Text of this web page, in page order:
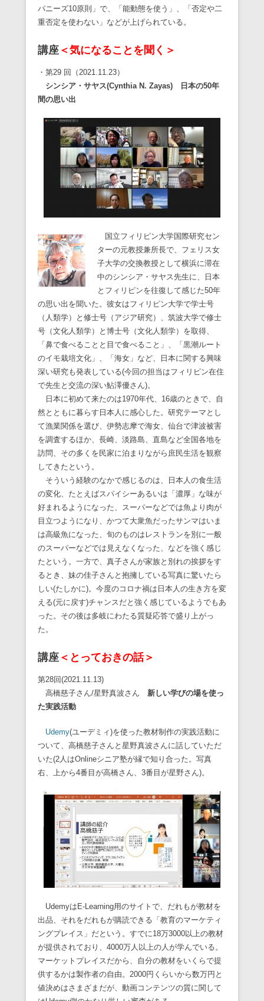
パニーズ10原則」で、「能動態を使う」、「否定や二
重否定を使わない」などが上げられている。
講座 ＜気になることを聞く＞
・第29 回（2021.11.23）
シンシア・サヤス(Cynthia N. Zayas) 日本の50年
間の思い出
国立フィリピン大学国際研究セン
ターの元教授兼所長で、フェリス女
子大学の交換教授として横浜に滞在
中のシンシア・サヤス先生に、日本
とフィリピンを往復して感じた50年
の思い出を聞いた。彼女はフィリピン大学で学士号
（人類学）と修士号（アジア研究）、筑波大学で修士
号（文化人類学）と博士号（文化人類学）を取得、
「鼻で食べることと目で食べること」、「黒潮ルート
のイモ栽培文化」、「海女」など、日本に関する興味
深い研究も発表している(今回の担当はフィリピン在住
で先生と交流の深い鮎澤優さん)。
日本に初めて来たのは1970年代、16歳のときで、自
然とともに暮らす日本人に感心した。研究テーマとし
て漁業関係を選び、伊勢志摩で海女、仙台で津波被害
を調査するほか、長崎、淡路島、直島など全国各地を
訪問、その多くを民家に泊まりながら庶民生活を観察
してきたという。
そういう経験のなかで感じるのは、日本人の食生活
の変化、たとえばスパイシーあるいは「濃厚」な味が
好まれるようになった、スーパーなどでは魚より肉が
目立つようになり、かつて大衆魚だったサンマはいま
は高級魚になった、旬のものはレストランを別に一般
のスーパーなどでは見えなくなった、などを強く感じ
たという。一方で、真子さんが家族と別れの挨拶をす
るとき、妹の佳子さんと抱擁している写真に驚いたら
しい(たしかに)。今度のコロナ禍は日本人の生き方を変
える(元に戻す)チャンスだと強く感じているようでもあ
った。その後は多岐にわたる質疑応答で盛り上がっ
た。
講座 ＜とっておきの話＞
第28回(2021.11.13)
高橋慈子さん/星野真波さん 新しい学びの場を使っ
た実践活動
Udemy(ユーデミィ)を使った教材制作の実践活動に
ついて、高橋慈子さんと星野真波さんに話していただ
いた(2人はOnlineシニア塾が縁で知り合った。写真
右、上から4番目が高橋さん、3番目が星野さん)。
UdemyはE-Learning用のサイトで、だれもが教材を
出品、それをだれもが購読できる「教育のマーケティ
ングプレイス」だという。すでに18万3000以上の教材
が提供されており、4000万人以上の人が学んでいる。
マーケットプレイスだから、自分の教材をいくらで提
供するかは製作者の自由。2000円くらいから数万円と
値決めはさまざまだが、動画コンテンツの質に関して